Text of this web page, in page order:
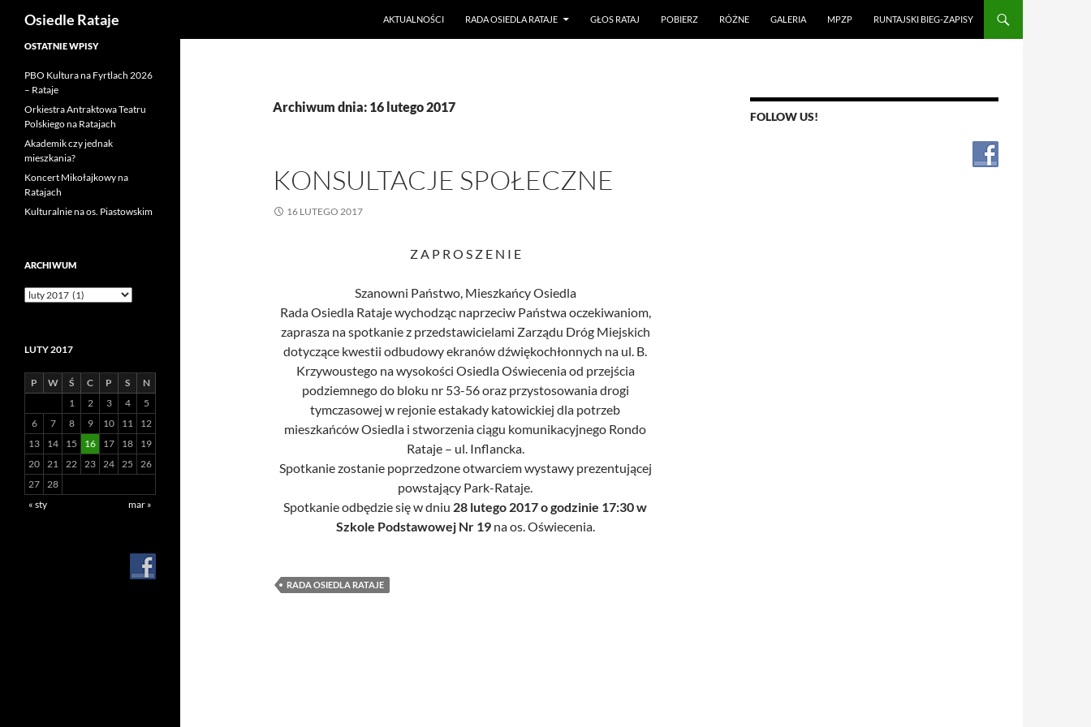
Przejdź
treści
Osiedle Rataje AKTUALNOŚCI RADA OSIEDLA RATAJE GŁOS RATAJ POBIERZ RÓŻNE GALERIA MPZP RUNTAJSKI BIEG-ZAPISY
Archiwum dnia: 16 lutego 2017
KONSULTACJE SPOŁECZNE
16 LUTEGO 2017
Z A P R O S Z E N I E
Szanowni Państwo, Mieszkańcy Osiedla
Rada Osiedla Rataje wychodząc naprzeciw Państwa oczekiwaniom,
zaprasza na spotkanie z przedstawicielami Zarządu Dróg Miejskich
dotyczące kwestii odbudowy ekranów dźwiękochłonnych na ul. B.
Krzywoustego na wysokości Osiedla Oświecenia od przejścia
podziemnego do bloku nr 53-56 oraz przystosowania drogi
tymczasowej w rejonie estakady katowickiej dla potrzeb
mieszkańców Osiedla i stworzenia ciągu komunikacyjnego Rondo
Rataje – ul. Inflancka.
Spotkanie zostanie poprzedzone otwarciem wystawy prezentującej
powstający Park-Rataje.
Spotkanie odbędzie się w dniu 28 lutego 2017 o godzinie 17:30 w
Szkole Podstawowej Nr 19na os. Oświecenia.
RADA OSIEDLA RATAJE
FOLLOW US!
OSTATNIE WPISY
PBO Kultura na Fyrtlach 2026
– Rataje
Orkiestra Antraktowa Teatru
Polskiego na Ratajach
Akademik czy jednak
mieszkania?
Koncert Mikołajkowy na
Ratajach
Kulturalnie na os. Piastowskim
ARCHIWUM
Archiwum
LUTY 2017
P W Ś C P S
N
1
2 3 4
5
6
7 8 9 10 11
12
13
14 15 16 17 18
19
20 21 22 23 24 25
26
27 28
« sty
mar »